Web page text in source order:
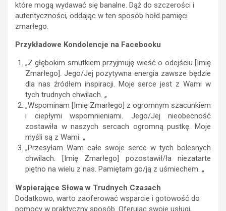
które mogą wydawać się banalne. Dąż do szczerości i
autentyczności, oddając w ten sposób hołd pamięci
zmarłego.
Przykładowe Kondolencje na Facebooku
„Z głębokim smutkiem przyjmuję wieść o odejściu [Imię
Zmarłego]. Jego/Jej pozytywna energia zawsze będzie
dla nas źródłem inspiracji. Moje serce jest z Wami w
tych trudnych chwilach. „
„Wspominam [Imię Zmarłego] z ogromnym szacunkiem
i ciepłymi wspomnieniami. Jego/Jej nieobecność
zostawiła w naszych sercach ogromną pustkę. Moje
myśli są z Wami. „
„Przesyłam Wam całe swoje serce w tych bolesnych
chwilach. [Imię Zmarłego] pozostawił/ła niezatarte
piętno na wielu z nas. Pamiętam go/ją z uśmiechem. „
Wspierające Słowa w Trudnych Czasach
Dodatkowo, warto zaoferować wsparcie i gotowość do
pomocy w praktyczny sposób. Oferując swoje usługi,